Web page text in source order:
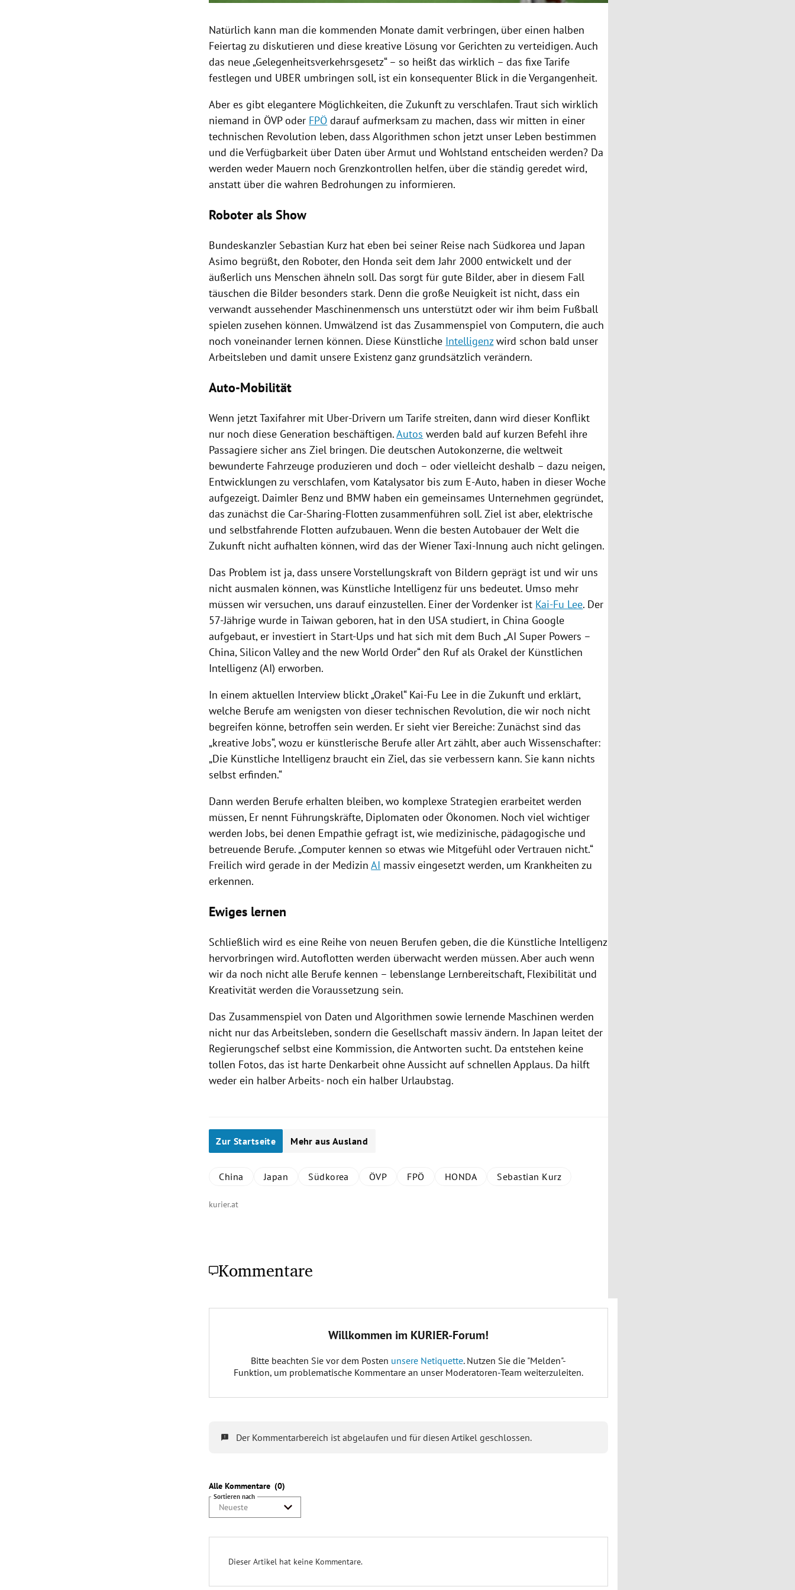
Natürlich kann man die kommenden Monate damit verbringen, über einen halben
Feiertag zu diskutieren und diese kreative Lösung vor Gerichten zu verteidigen. Auch
das neue „Gelegenheitsverkehrsgesetz“ – so heißt das wirklich – das fixe Tarife
festlegen und UBER umbringen soll, ist ein konsequenter Blick in die Vergangenheit.
Aber es gibt elegantere Möglichkeiten, die Zukunft zu verschlafen. Traut sich wirklich
niemand in ÖVPoder FPÖ darauf aufmerksam zu machen, dass wir mitten in einer
technischen Revolution leben, dass Algorithmen schon jetzt unser Leben bestimmen
und die Verfügbarkeit über Daten über Armut und Wohlstand entscheiden werden? Da
werden weder Mauern noch Grenzkontrollen helfen, über die ständig geredet wird,
anstatt über die wahren Bedrohungen zu informieren.
Roboter als Show
Bundeskanzler Sebastian Kurzhat eben bei seiner Reise nach Südkorea undJapan
Asimo begrüßt, den Roboter, den Honda seit dem Jahr 2000 entwickelt und der
äußerlich uns Menschen ähneln soll. Das sorgt für gute Bilder, aber in diesem Fall
täuschen die Bilder besonders stark. Denn die große Neuigkeit ist nicht, dass ein
verwandt aussehender Maschinenmensch uns unterstützt oder wir ihm beim Fußball
spielen zusehen können. Umwälzend ist das Zusammenspiel von Computern, die auch
noch voneinander lernen können. Diese Künstliche Intelligenzwird schon bald unser
Arbeitsleben und damit unsere Existenz ganz grundsätzlich verändern.
Auto-Mobilität
Wenn jetzt Taxifahrer mit Uber-Drivern um Tarife streiten, dann wird dieser Konflikt
nur noch diese Generation beschäftigen.Autos werden bald auf kurzen Befehl ihre
Passagiere sicher ans Ziel bringen. Die deutschen Autokonzerne, die weltweit
bewunderte Fahrzeuge produzieren und doch – oder vielleicht deshalb – dazu neigen,
Entwicklungen zu verschlafen, vom Katalysator bis zum E-Auto, haben in dieser Woche
aufgezeigt. Daimler Benz und BMW haben ein gemeinsames Unternehmen gegründet,
das zunächst die Car-Sharing-Flotten zusammenführen soll. Ziel ist aber, elektrische
und selbstfahrende Flotten aufzubauen. Wenn die besten Autobauer der Welt die
Zukunft nicht aufhalten können, wird das der Wiener Taxi-Innung auch nicht gelingen.
Das Problem ist ja, dass unsere Vorstellungskraft von Bildern geprägt ist und wir uns
nicht ausmalen können, was Künstliche Intelligenzfür uns bedeutet. Umso mehr
müssen wir versuchen, uns darauf einzustellen. Einer der Vordenker ist Kai-Fu Lee. Der
57-Jährige wurde inTaiwan geboren, hat in den USAstudiert, in China Google
aufgebaut, er investiert in Start-Ups und hat sich mit dem Buch „AI Super Powers –
China, Silicon Valleyand the new World Order“ den Ruf als Orakel der Künstlichen
Intelligenz(AI) erworben.
In einem aktuellen Interview blickt „Orakel“ Kai-Fu Lee in die Zukunft und erklärt,
welche Berufe am wenigsten von dieser technischen Revolution, die wir noch nicht
begreifen könne, betroffen sein werden. Er sieht vier Bereiche: Zunächst sind das
„kreative Jobs“, wozu er künstlerische Berufe aller Art zählt, aber auch Wissenschafter:
„Die Künstliche Intelligenzbraucht ein Ziel, das sie verbessern kann. Sie kann nichts
selbst erfinden.“
Dann werden Berufe erhalten bleiben, wo komplexe Strategien erarbeitet werden
müssen, Er nennt Führungskräfte, Diplomaten oder Ökonomen. Noch viel wichtiger
werden Jobs, bei denen Empathie gefragt ist, wie medizinische, pädagogische und
betreuende Berufe. „Computer kennen so etwas wie Mitgefühl oder Vertrauen nicht.“
Freilich wird gerade in der MedizinAI massiv eingesetzt werden, um Krankheiten zu
erkennen.
Ewiges lernen
Schließlich wird es eine Reihe von neuen Berufen geben, die die Künstliche Intelligenz
hervorbringen wird. Autoflotten werden überwacht werden müssen. Aber auch wenn
wir da noch nicht alle Berufe kennen – lebenslange Lernbereitschaft, Flexibilität und
Kreativität werden die Voraussetzung sein.
Das Zusammenspiel von Daten und Algorithmen sowie lernende Maschinen werden
nicht nur dasArbeitsleben, sondern die Gesellschaft massiv ändern. InJapan leitet der
Regierungschef selbst eine Kommission, die Antworten sucht. Da entstehen keine
tollen Fotos, das ist harte Denkarbeit ohne Aussicht auf schnellen Applaus. Da hilft
weder ein halber Arbeits- noch ein halber Urlaubstag.
Zur Startseite Mehr aus Ausland
China Japan Südkorea ÖVP FPÖ HONDA Sebastian Kurz
kurier.at
Kommentare